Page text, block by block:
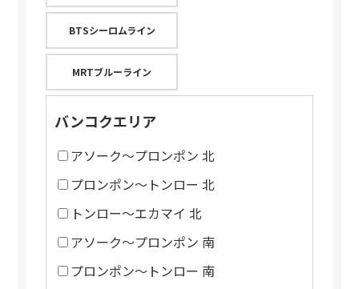
BTSシーロムライン
MRTブルーライン
バンコクエリア
アソーク～プロンポン 北
プロンポン～トンロー 北
トンロー～エカマイ 北
アソーク～プロンポン 南
プロンポン～トンロー 南